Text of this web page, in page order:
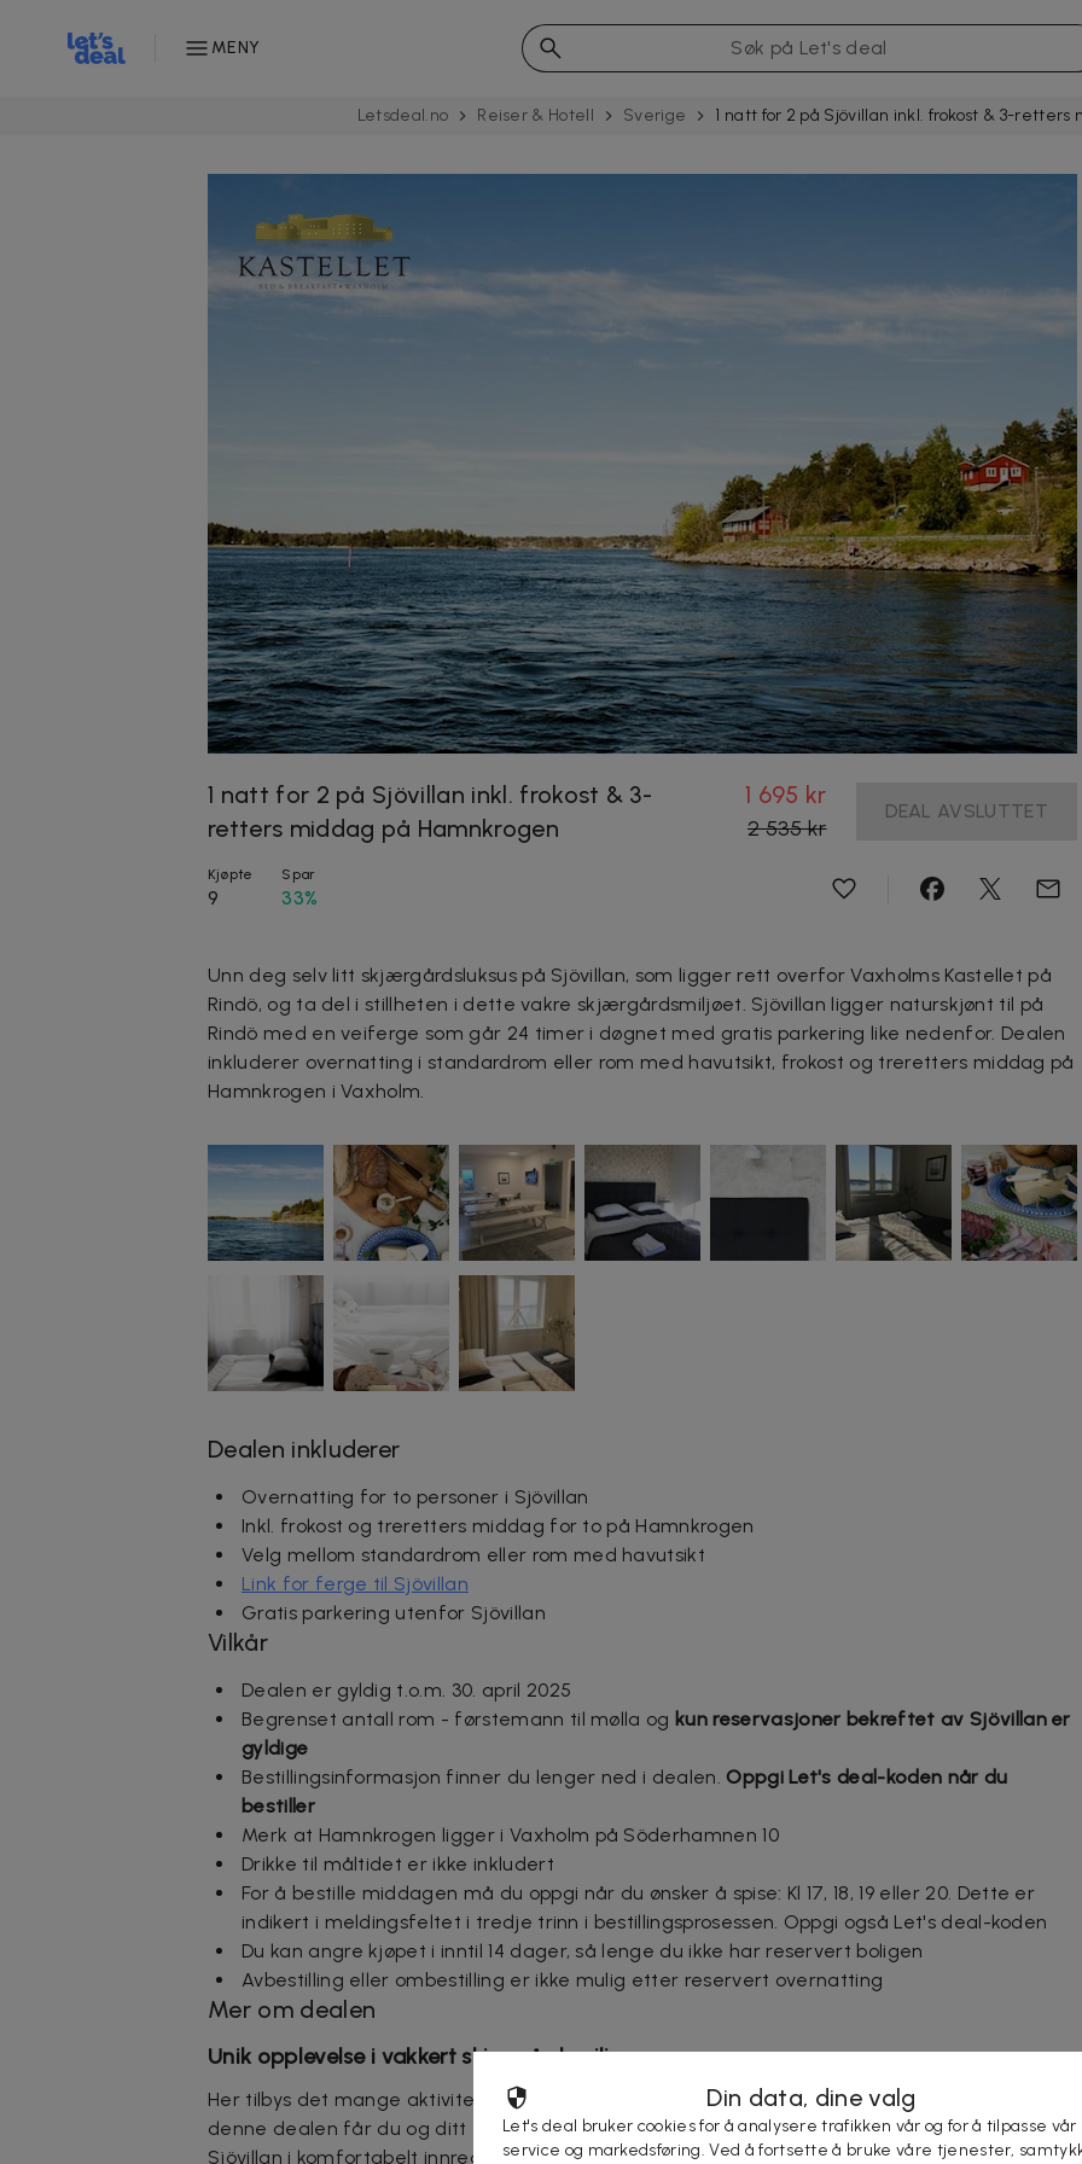
MENY
Letsdeal.no Reiser & Hotell Sverige 1 natt for 2 på Sjövillan inkl. frokost & 3-retters
1 natt for 2 på Sjövillan inkl. frokost & 3-
retters middag på Hamnkrogen
1 695 kr
2 535 kr
DEAL AVSLUTTET
Kjøpte
9
Spar
33%
Unn deg selv litt skjærgårdsluksus på Sjövillan, som ligger rett overfor Vaxholms Kastellet på
Rindö, og ta del i stillheten i dette vakre skjærgårdsmiljøet. Sjövillan ligger naturskjønt til på
Rindö med en veiferge som går 24 timer i døgnet med gratis parkering like nedenfor. Dealen
inkluderer overnatting i standardrom eller rom med havutsikt, frokost og treretters middag på
Hamnkrogen i Vaxholm.
Dealen inkluderer
Overnatting for to personer i Sjövillan
Inkl. frokost og treretters middag for to på Hamnkrogen
Velg mellom standardrom eller rom med havutsikt
Link for ferge til Sjövillan
Gratis parkering utenfor Sjövillan
Vilkår
Dealen er gyldig t.o.m. 30. april 2025
Begrenset antall rom - førstemann til mølla og kun reservasjoner bekreftet av Sjövillan er
gyldige
Bestillingsinformasjon finner du lenger ned i dealen.Oppgi Let's deal-koden når du
bestiller
Merk at Hamnkrogen ligger i Vaxholm på Söderhamnen 10
Drikke til måltidet er ikke inkludert
For å bestille middagen må du oppgi når du ønsker å spise: Kl 17, 18, 19 eller 20. Dette er
indikert i meldingsfeltet i tredje trinn i bestillingsprosessen. Oppgi også Let's deal-koden
Du kan angre kjøpet i inntil 14 dager, så lenge du ikke har reservert boligen
Avbestilling eller ombestilling er ikke mulig etter reservert overnatting
Mer om dealen
Unik opplevelse i vakkert skjærgårdsmiljø
Her tilbys det mange aktiviteter for de som ønsker å gjøre dagen til noe helt spesielt, med
denne dealen får du og ditt følge en skjærgårdsopplevelse du sent vil glemme. Dere bor på
Sjövillan i komfortabelt innredede standardrom med god plass. Eller dere kan benytte
Din data, dine valg
Let's deal bruker cookies for å analysere trafikken vår og for å tilpasse vår
service og markedsføring. Ved å fortsette å bruke våre tjenester,